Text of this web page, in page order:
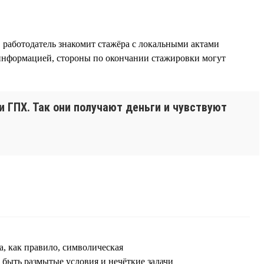
знакомит стажёра с локальными актами
стороны по окончании стажировки могут
ГПХ. Так они получают деньги и чувствуют
как правило, символическая
размытые условия и нечёткие задачи